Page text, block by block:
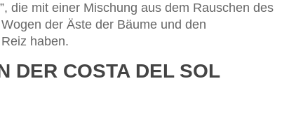
die mit einer Mischung aus dem Rauschen des
der Äste der Bäume und den
haben.
DER COSTA DEL SOL